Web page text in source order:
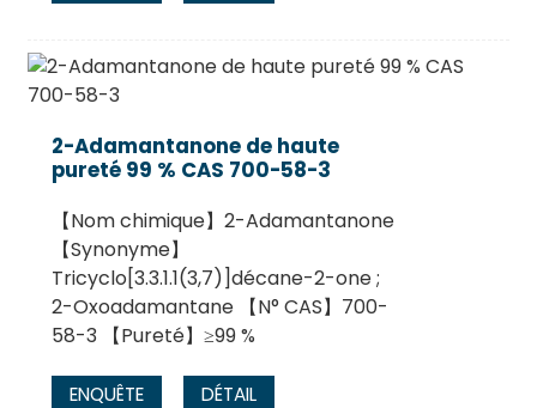
2-Adamantanone de haute
pureté 99 % CAS 700-58-3
【Nom chimique】2-Adamantanone
【Synonyme】
Tricyclo[3.3.1.1(3,7)]décane-2-one ;
2-Oxoadamantane 【N° CAS】700-
58-3 【Pureté】≥99 %
ENQUÊTE DÉTAIL